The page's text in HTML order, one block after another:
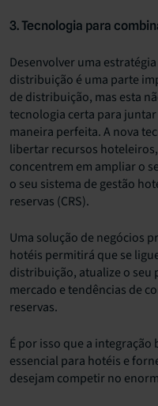
3. Tecnologia para
Desenvolver uma
distribuição é uma parte
de distribuição, mas esta
tecnologia certa para
maneira perfeita. A nova
libertar recursos
concentrem em ampliar o
o seu sistema de gestão
reservas (CRS).
Uma solução de negócios
hotéis permitirá que se
distribuição, atualize o seu
mercado e tendências de
reservas.
É por isso que a
essencial para hotéis e
desejam competir no